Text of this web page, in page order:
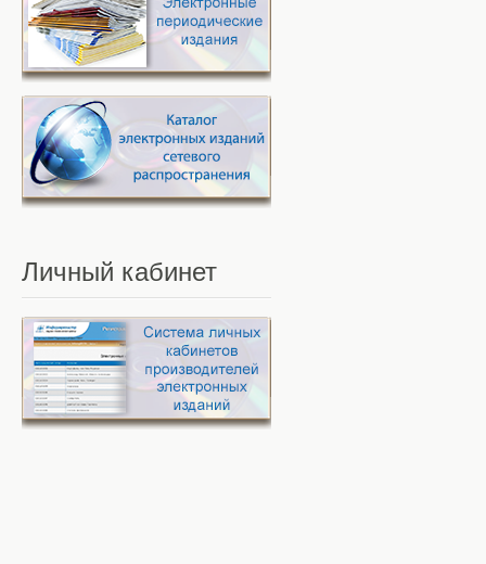
Личный кабинет